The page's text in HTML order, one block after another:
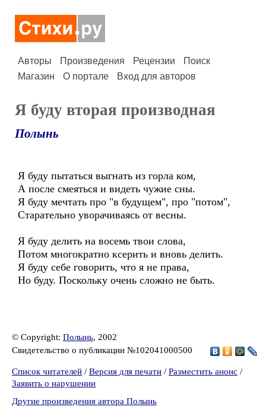
Авторы Произведения Рецензии
Поиск
Магазин
О портале Вход для авторов
Я буду вторая производная
Полынь
Я буду пытаться выгнать из горла ком,
А после смеяться и видеть чужие сны.
Я буду мечтать про "в будущем", про "потом",
Старательно уворачиваясь от весны.
Я буду делить на восемь твои слова,
Потом многократно ксерить и вновь делить.
Я буду себе говорить, что я не права,
Но буду. Поскольку очень сложно не быть.
© Copyright: Полынь, 2002
Свидетельство о публикации №102041000500
Список читателей / Версия для печати / Разместить анонс /
Заявить о нарушении
Другие произведения автора Полынь